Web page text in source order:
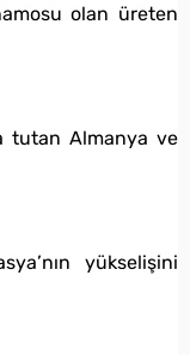
olan üreten
tutan Almanya ve
yükselişini